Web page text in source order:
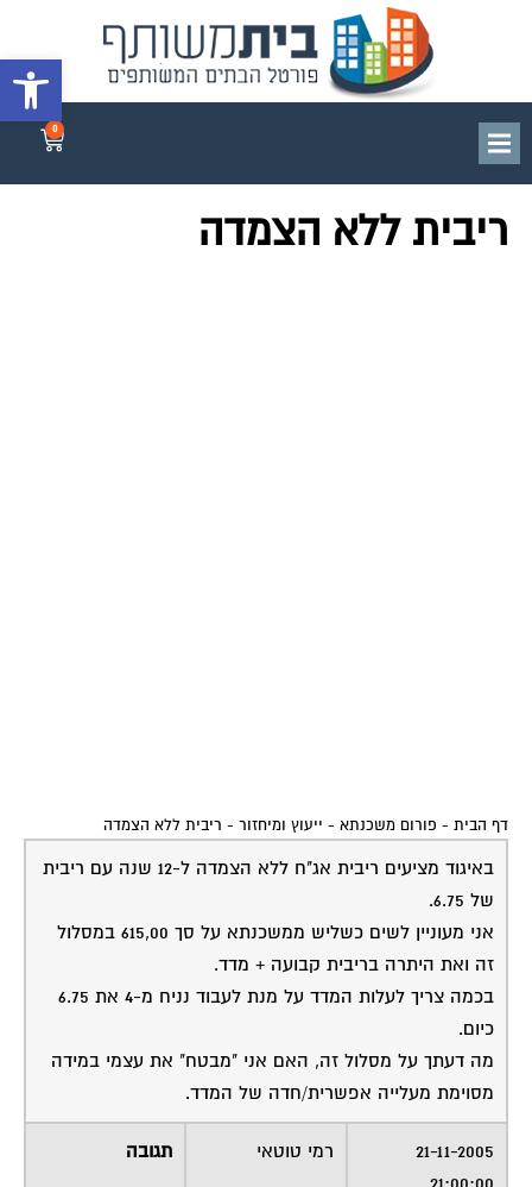
פתח
ריבית ללא הצמדה
באיגוד מציעים ריבית אג"ח ללא הצמדה ל-12 שנה עם ריבית
של 6.75.
זה ואת היתרה בריבית קבועה + מדד.
כיום.
מה דעתך על מסלול זה, האם אני "מבטח" את עצמי במידה
מסוימת מעלייה אפשרית/חדה של המדד.
21-11-2005
21:00:00
רמי טוטאי תגובה